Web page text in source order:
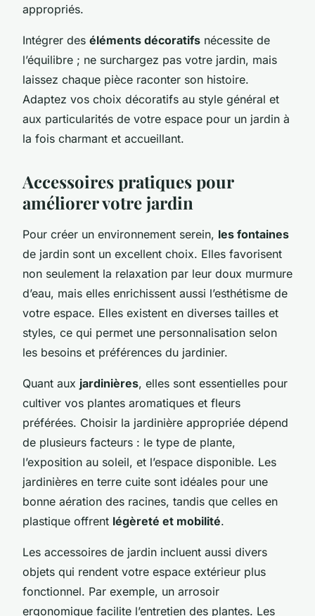
appropriés.
Intégrer des éléments décoratifs nécessite de
l’équilibre ; ne surchargez pas votre jardin, mais
laissez chaque pièce raconter son histoire.
Adaptez vos choix décoratifs au style général et
aux particularités de votre espace pour un jardin à
la fois charmant et accueillant.
Accessoires pratiques pour
améliorer votre jardin
Pour créer un environnement serein, les fontaines
de jardin sont un excellent choix. Elles favorisent
non seulement la relaxation par leur doux murmure
d’eau, mais elles enrichissent aussi l’esthétisme de
votre espace. Elles existent en diverses tailles et
styles, ce qui permet une personnalisation selon
les besoins et préférences du jardinier.
Quant aux jardinières, elles sont essentielles pour
cultiver vos plantes aromatiques et fleurs
préférées. Choisir la jardinière appropriée dépend
de plusieurs facteurs : le type de plante,
l’exposition au soleil, et l’espace disponible. Les
jardinières en terre cuite sont idéales pour une
bonne aération des racines, tandis que celles en
plastique offrent légèreté et mobilité.
Les accessoires de jardin incluent aussi divers
objets qui rendent votre espace extérieur plus
fonctionnel. Par exemple, un arrosoir
ergonomique facilite l’entretien des plantes. Les